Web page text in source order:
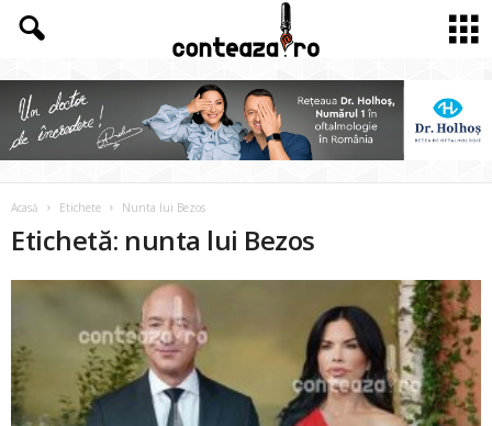
Acasă Etichete Nunta lui Bezos
Etichetă: nunta lui Bezos